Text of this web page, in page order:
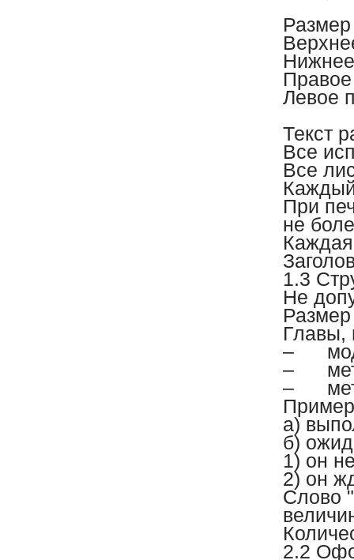
Левое
Текст
Все
Все
При
не
1.3
Не
Главы,
–
–
–
а)
б)
1) он
2) он
Слово
2.2